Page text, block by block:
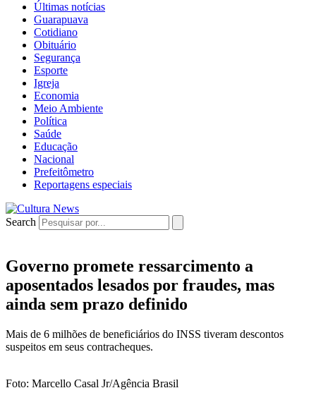
Últimas notícias
Guarapuava
Cotidiano
Obituário
Segurança
Esporte
Igreja
Economia
Meio Ambiente
Política
Saúde
Educação
Nacional
Prefeitômetro
Reportagens especiais
Search
Governo promete ressarcimento a
aposentados lesados por fraudes, mas
ainda sem prazo definido
Mais de 6 milhões de beneficiários do INSS tiveram descontos
suspeitos em seus contracheques.
Foto: Marcello Casal Jr/Agência Brasil